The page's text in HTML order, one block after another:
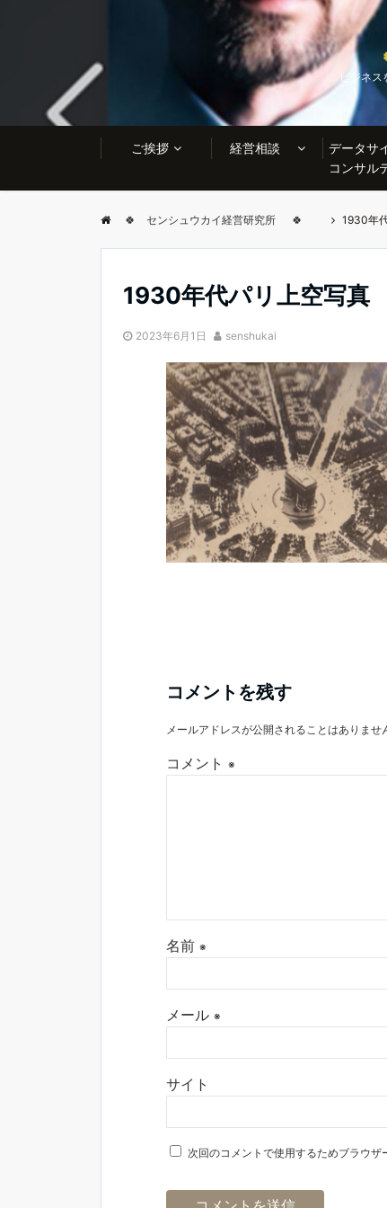
ビジネ
ご挨拶 経営相談
データサ
コンサル
🍀 センシュウカイ経営研究所 🍀 1930年
1930年代パリ上空写真
2023年6月1日 senshukai
コメントを残す
メールアドレスが公開されることはありませ
コメント ※
名前 ※
メール ※
サイト
次回のコメントで使用するためブラウザ